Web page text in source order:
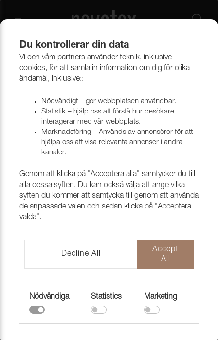
Outlet Möbeltyger
Tyg Generation 120 Rouge
1010107
Du kontrollerar din data
Vi och våra partners använder teknik, inklusive
cookies, för att samla in information om dig för olika
ändamål, inklusive::
Nödvändigt – gör webbplatsen användbar.
Statistik – hjälp oss att förstå hur besökare
interagerar med vår webbplats.
Marknadsföring – Används av annonsörer för att
hjälpa oss att visa relevanta annonser i andra
kanaler.
Genom att klicka på "Acceptera alla" samtycker du till
alla dessa syften. Du kan också välja att ange vilka
syften du kommer att samtycka till genom att använda
de anpassade valen och sedan klicka på "Acceptera
valda".
Decline All
Accept
All
Nödvändiga Statistics Marketing